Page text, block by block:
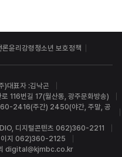
론윤리강령청소년 보호정책
)대표자 :김낙곤
116번길 17(월산동, 광주문화방송)
2416(주간) 2450(야간, 주말, 공
디지털콘텐츠 062)360-2211
이지 062)360-2125
의 digital@kjmbc.co.kr